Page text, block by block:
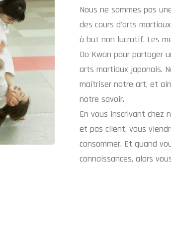
Nous ne sommes pas
des cours d'arts
à but non lucratif. Les
Do Kwan pour partager
arts martiaux japonais.
maîtriser notre art, et
notre savoir.
En vous inscrivant chez
et pas client, vous
consommer. Et quand
connaissances, alors